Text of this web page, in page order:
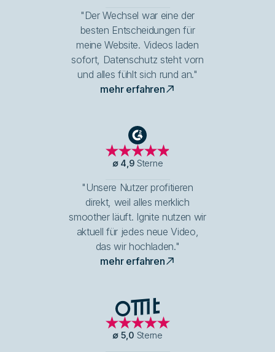
"Der Wechsel war eine der
besten Entscheidungen für
meine Website. Videos laden
sofort, Datenschutz steht vorn
und alles fühlt sich rund an."
mehr erfahren
G2
∅ 4,9 Sterne
"Unsere Nutzer profitieren
direkt, weil alles merklich
smoother läuft. Ignite nutzen wir
aktuell für jedes neue Video,
das wir hochladen."
mehr erfahren
OMT Logo
∅ 5,0 Sterne